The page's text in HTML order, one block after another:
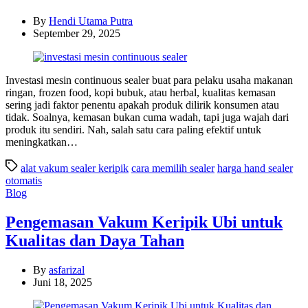
By Hendi Utama Putra
September 29, 2025
Investasi mesin continuous sealer buat para pelaku usaha makanan
ringan, frozen food, kopi bubuk, atau herbal, kualitas kemasan
sering jadi faktor penentu apakah produk dilirik konsumen atau
tidak. Soalnya, kemasan bukan cuma wadah, tapi juga wajah dari
produk itu sendiri. Nah, salah satu cara paling efektif untuk
meningkatkan…
alat vakum sealer keripik cara memilih sealer harga hand sealer
otomatis
Categories
Blog
Pengemasan Vakum Keripik Ubi untuk
Kualitas dan Daya Tahan
By asfarizal
Juni 18, 2025